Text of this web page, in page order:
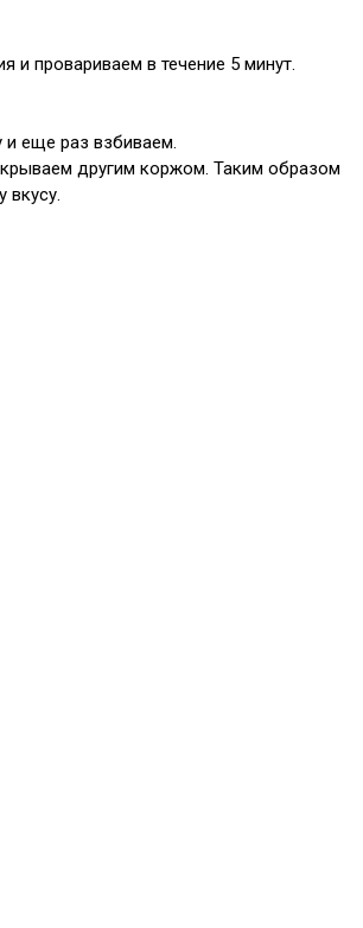
и провариваем в течение 5 минут.
еще раз взбиваем.
другим коржом. Таким образом
вкусу.